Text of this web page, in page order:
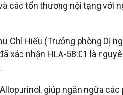
các tổn thương nội tạng với
Chí Hiếu (Trưởng phòng Dị
xác nhận HLA-58:01 là
giúp ngăn ngừa các